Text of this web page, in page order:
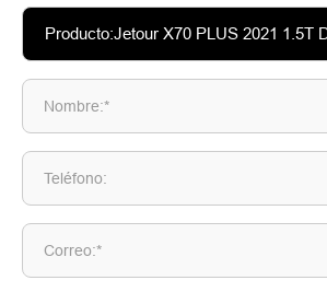
Nombre:*
Teléfono:
Correo:*